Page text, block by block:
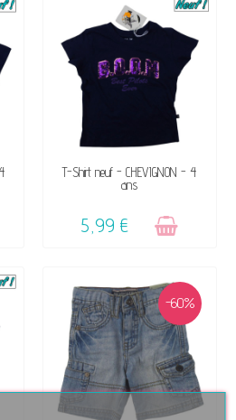
VENDU, VICTIME DE SON
SUCCÈS ☺
T-Shirt neuf - CHEVIGNON - 4
ans
5,99 €
-60%